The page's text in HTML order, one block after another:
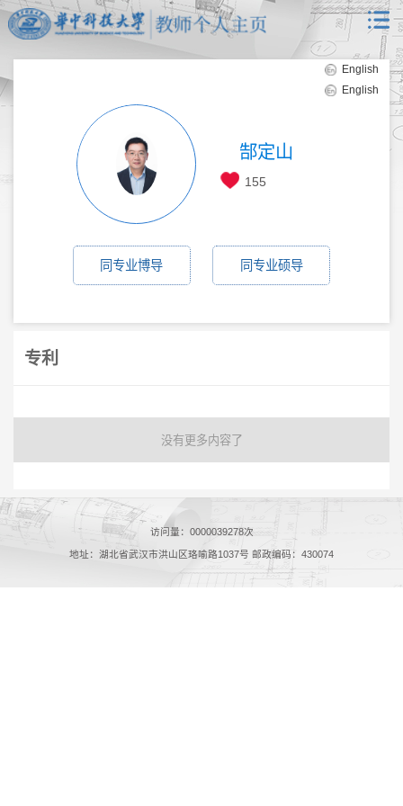
English
English
郜定山
155
同专业博导 同专业硕导
专利
没有更多内容了
访问量： 0000039278次
地址：湖北省武汉市洪山区珞喻路1037号 邮政编码：430074